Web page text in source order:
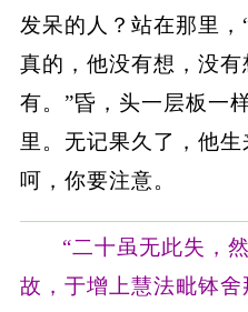
发呆的人？站在那里，
真的，他没有想，没有
有。”昏，头一层板一
里。无记果久了，他生
呵，你要注意。
“二十虽无此失，
故，于增上慧法毗钵